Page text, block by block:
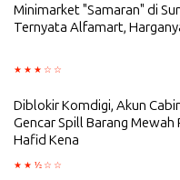
Minimarket "Samaran" di
Ternyata Alfamart,
Diblokir Komdigi, Akun
Gencar Spill Barang
Hafid Kena